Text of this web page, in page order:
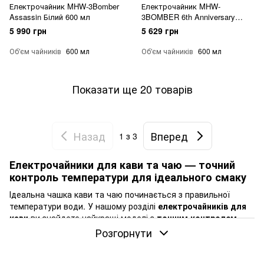
Електрочайник MHW-3Bomber
Assassin Білий 600 мл
5 990 грн
Об'єм чайників 600 мл
Електрочайник MHW-
3BOMBER 6th Anniversary
Limited Edition 600 мл
5 629 грн
Об'єм чайників 600 мл
Показати ще 20 товарів
Назад 1 з 3
Вперед
Електрочайники для кави та чаю — точний
контроль температури для ідеального смаку
Ідеальна чашка кави та чаю починається з правильної
температури води. У нашому розділі електрочайників для
кавиви знайдете найкращі моделі зточним контролем
, які дозволяють досягти оптимальної
екстракції смаку та аромату вашого улюбленого напою.
Розгорнути